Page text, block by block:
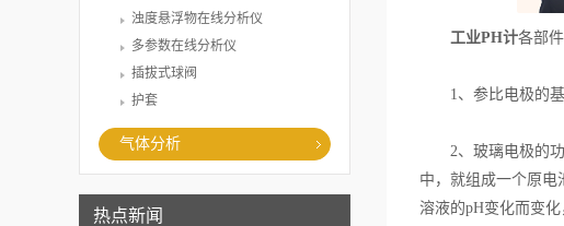
浊度悬浮物在线分析仪
多参数在线分析仪
插拔式球阀
护套
气体分析
热点新闻
工业PH计各部
1、参比电极的基
2、玻璃电极的功
中，就组成一个原电
溶液的pH变化而变